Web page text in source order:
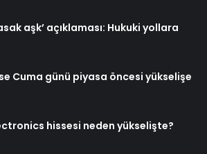
aşk’ açıklaması: Hukuki yollara
Cuma günü piyasa öncesi yükselişe
hissesi neden yükselişte?